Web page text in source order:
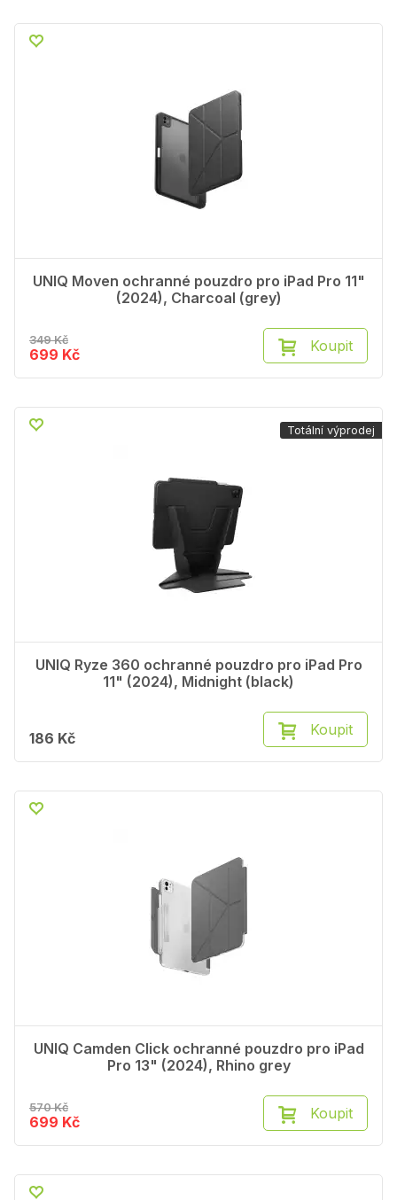
UNIQ Moven ochranné pouzdro pro iPad Pro 11"
(2024), Charcoal (grey)
349 Kč
699 Kč Koupit
UNIQ Ryze 360 ochranné pouzdro pro iPad Pro
11" (2024), Midnight (black)
186 Kč Koupit
Totální výprodej
UNIQ Camden Click ochranné pouzdro pro iPad
Pro 13" (2024), Rhino grey
570 Kč
699 Kč Koupit